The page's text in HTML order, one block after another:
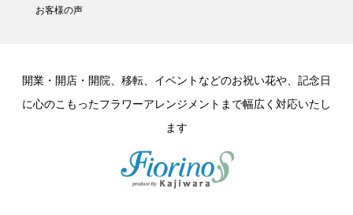
お客様の声
開業・開店・開院、移転、イベントなどのお祝い花や、記念日
に心のこもったフラワーアレンジメントまで幅広く対応いたし
ます